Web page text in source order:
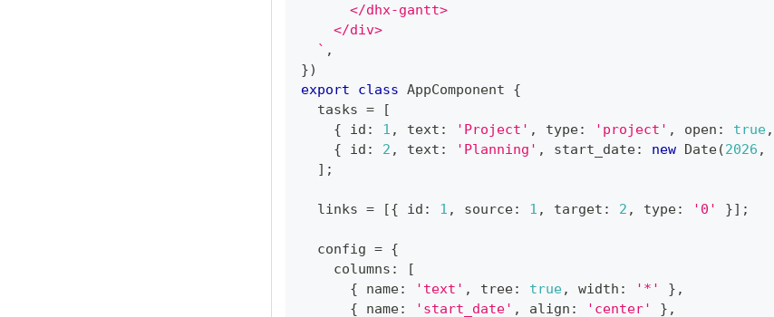
      </dhx-gantt>
    </div>
` ,
})
export
class AppComponent
{
  tasks
=
[
{ id : 1 , text : 'Project' , type: 'project' , open : true,
{ id : 2 , text : 'Planning' , start_date: new Date(2026 ,
] ;
  links
= [{ id : 1 , source: 1 , target : 2 , type: '0' }] ;
  config
= {
    columns
:
[
{ name: 'text' , tree: true, width : '*' } ,
{ name: 'start_date' , align : 'center' } ,